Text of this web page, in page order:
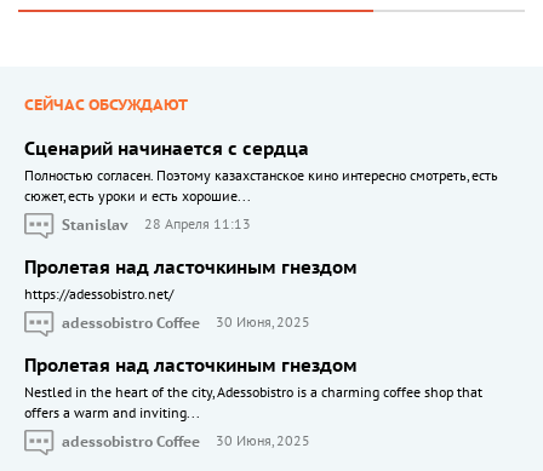
СЕЙЧАС ОБСУЖДАЮТ
Сценарий начинается с сердца
Полностью согласен. Поэтому казахстанское кино интересно смотреть, есть
сюжет, есть уроки и есть хорошие...
Stanislav
28 Апреля 11:13
Пролетая над ласточкиным гнездом
https://adessobistro.net/
adessobistro Coffee
30 Июня, 2025
Пролетая над ласточкиным гнездом
Nestled in the heart of the city, Adessobistro is a charming coffee shop that
offers a warm and inviting...
adessobistro Coffee
30 Июня, 2025